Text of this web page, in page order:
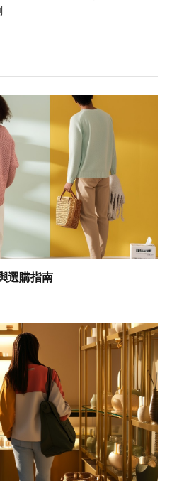
選購指南